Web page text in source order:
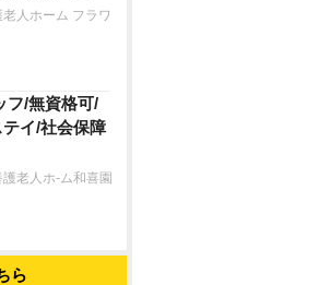
人ホーム フラワ
フ/無資格可/
イ/社会保障
老人ホ-ム和喜園
ら